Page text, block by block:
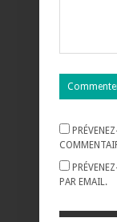
PAR EMAIL.